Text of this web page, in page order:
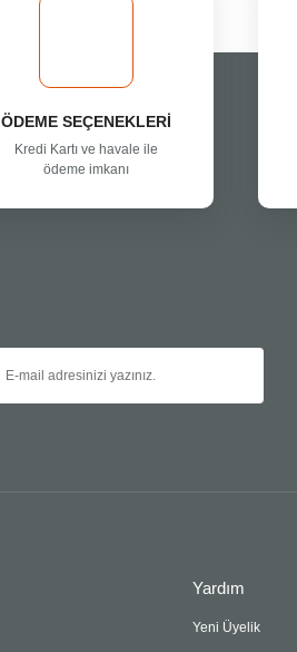
ÖDEME SEÇENEKLERİ
Kredi Kartı ve havale ile
ödeme imkanı
Yardım
Yeni Üyelik